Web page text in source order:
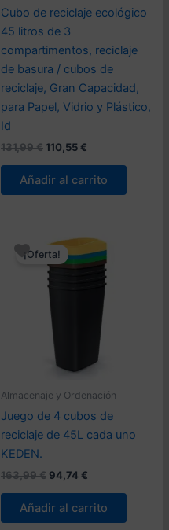
Cubo de reciclaje ecológico
45 litros de 3
compartimentos, reciclaje
de basura / cubos de
reciclaje, Gran Capacidad,
para Papel, Vidrio y Plástico,
Id
131,99€ El
original
era:
110,55 €
actual
es:
Añadir al carrito
¡Oferta!
Almacenaje y Ordenación
Juego de 4 cubos de
reciclaje de 45L cada uno
KEDEN.
163,99€ El
original
era:
94,74 €
actual
es:
Añadir al carrito